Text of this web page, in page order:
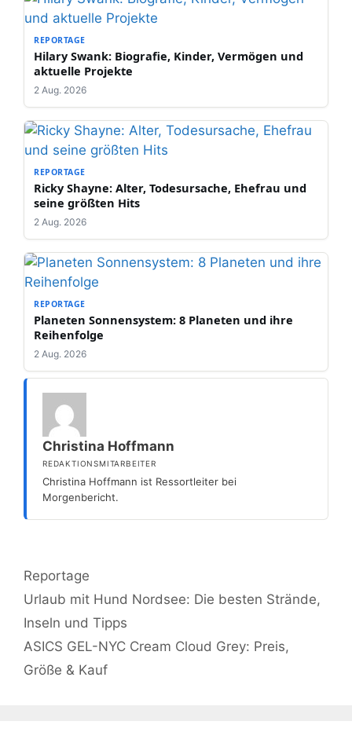
REPORTAGE
Hilary Swank: Biografie, Kinder, Vermögen und
aktuelle Projekte
2 Aug. 2026
REPORTAGE
Ricky Shayne: Alter, Todesursache, Ehefrau und
seine größten Hits
2 Aug. 2026
REPORTAGE
Planeten Sonnensystem: 8 Planeten und ihre
Reihenfolge
2 Aug. 2026
Christina Hoffmann
REDAKTIONSMITARBEITER
Christina Hoffmann ist Ressortleiter bei
Morgenbericht.
Kategorien
Reportage
Urlaub mit Hund Nordsee: Die besten Strände,
Inseln und Tipps
ASICS GEL-NYC Cream Cloud Grey: Preis,
Größe & Kauf